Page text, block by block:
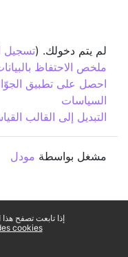
لم يتم دخولك. (تسجيل
ملخص الاحتفاظ
احصل على تطبيق
السياسات
التبديل إلى القالب
مشغل بواسطة مودل
إذا تابعت تصفح
cookies